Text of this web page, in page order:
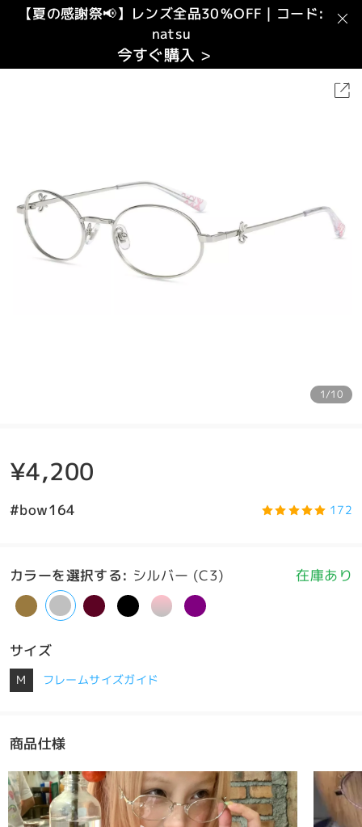
【夏の感謝祭📢】レンズ全品30％OFF｜コード:
natsu
今すぐ購入 >
1/10
¥4,200
#bow164 172
カラーを選択する: シルバー (C3) 在庫あり
サイズ
M フレームサイズガイド
商品仕様